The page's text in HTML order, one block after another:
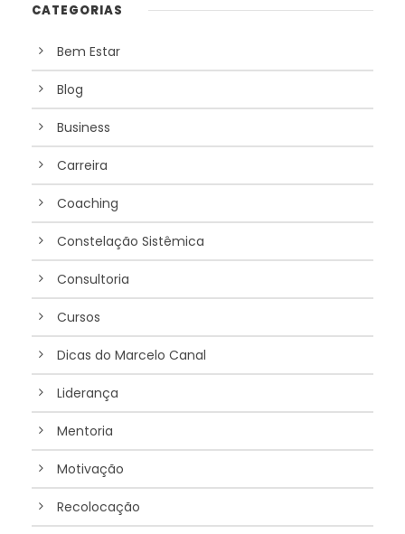
CATEGORIAS
Bem Estar
Blog
Business
Carreira
Coaching
Constelação Sistêmica
Consultoria
Cursos
Dicas do Marcelo Canal
Liderança
Mentoria
Motivação
Recolocação